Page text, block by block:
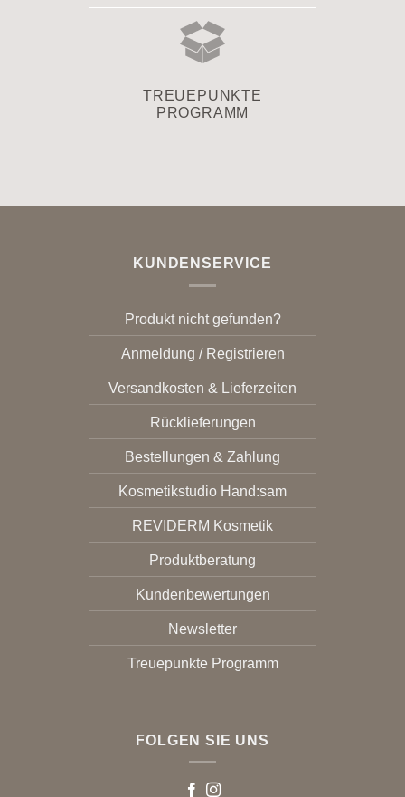
TREUEPUNKTE
PROGRAMM
KUNDENSERVICE
Produkt nicht gefunden?
Anmeldung / Registrieren
Versandkosten & Lieferzeiten
Rücklieferungen
Bestellungen & Zahlung
Kosmetikstudio Hand:sam
REVIDERM Kosmetik
Produktberatung
Kundenbewertungen
Newsletter
Treuepunkte Programm
FOLGEN SIE UNS